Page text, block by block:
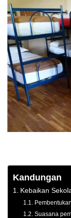
Kandungan
Kebaikan
Suasana